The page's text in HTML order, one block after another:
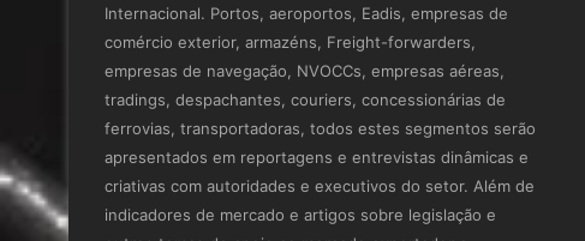
Internacional. Portos, aeroportos, Eadis, empresas de
comércio exterior, armazéns, Freight-forwarders,
empresas de navegação, NVOCCs, empresas aéreas,
tradings, despachantes, couriers, concessionárias de
ferrovias, transportadoras, todos estes segmentos serão
apresentados em reportagens e entrevistas dinâmicas e
criativas com autoridades e executivos do setor. Além de
indicadores de mercado e artigos sobre legislação e